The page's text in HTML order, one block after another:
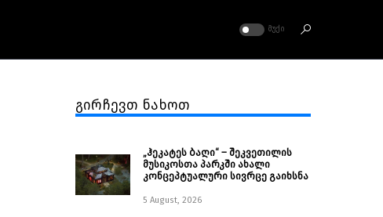
ᲛᲣᲥᲘ
გირჩევთ ნახოთ
„ჰეკატეს ბაღი“ – შეკვეთილის
მუსიკოსთა პარკში ახალი
კონცეპტუალური სივრცე გაიხსნა ￼
5 August, 2026